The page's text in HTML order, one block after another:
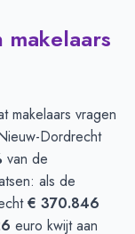
makelaars vragen
Dordrecht
van de
als de
€ 370.846
euro kwijt aan